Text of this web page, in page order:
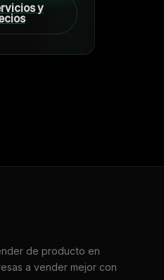
y
de producto en
a vender mejor con